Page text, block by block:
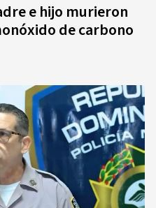
e hijo murieron
de carbono